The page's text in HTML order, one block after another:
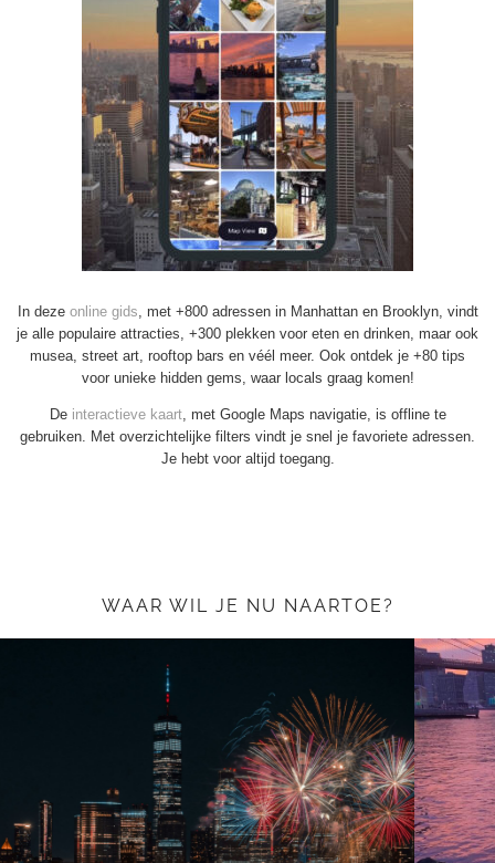
In deze online gids , met +800 adressen in Manhattan en Brooklyn, vindt
je alle populaire attracties, +300 plekken voor eten en drinken, maar ook
musea, street art, rooftop bars en véél meer. Ook ontdek je +80 tips
voor unieke hidden gems, waar locals graag komen!
De interactieve kaart, met Google Maps navigatie, is offline te
gebruiken. Met overzichtelijke filters vindt je snel je favoriete adressen.
Je hebt voor altijd toegang.
WAAR WIL JE NU NAARTOE?